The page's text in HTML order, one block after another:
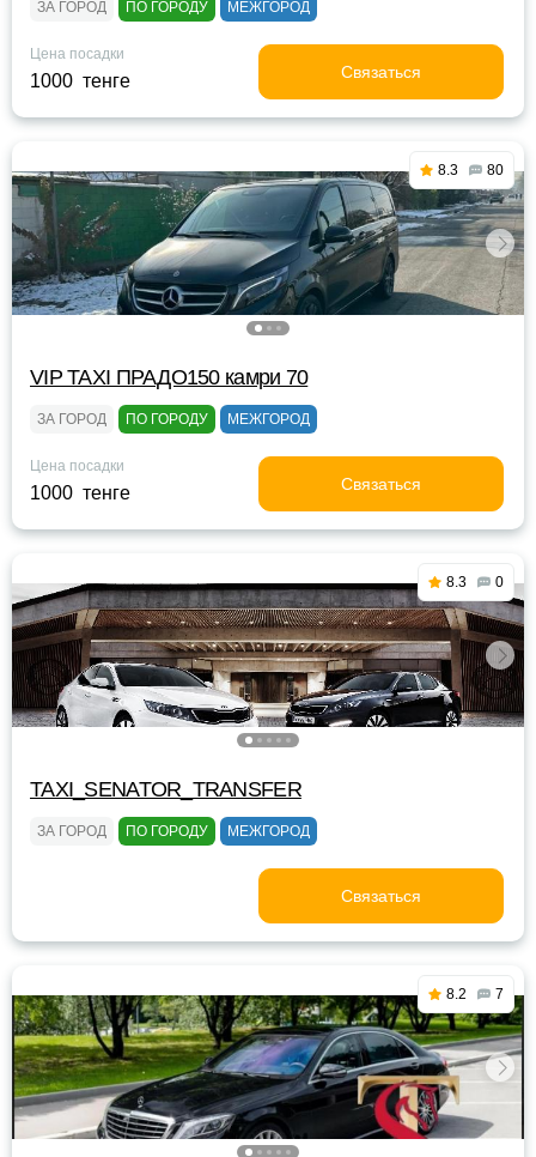
ЗА ГОРОД ПО ГОРОДУ МЕЖГОРОД
Цена посадки
1000 тенге Связаться
8.3 80
VIP TAXI ПРАДО150 камри 70
ЗА ГОРОД ПО ГОРОДУ МЕЖГОРОД
Цена посадки
1000 тенге Связаться
8.3 0
TAXI_SENATOR_TRANSFER
ЗА ГОРОД ПО ГОРОДУ МЕЖГОРОД
Связаться
8.2 7